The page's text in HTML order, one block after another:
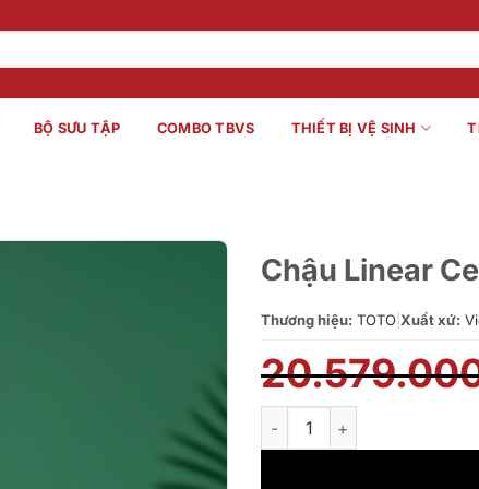
BỘ SƯU TẬP COMBO TBVS THIẾT BỊ VỆ SINH
Chậu Linear
Thương hiệu: TOTO Xuất xứ:
Chậu Linear Ceram đặt trên